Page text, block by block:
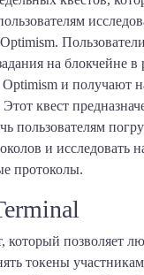
на блокчейне в
и получают
квест
пользователям
и исследовать
протоколы.
который позволяет
токены